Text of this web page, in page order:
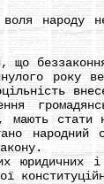
народу
року
мають стати
народний
і